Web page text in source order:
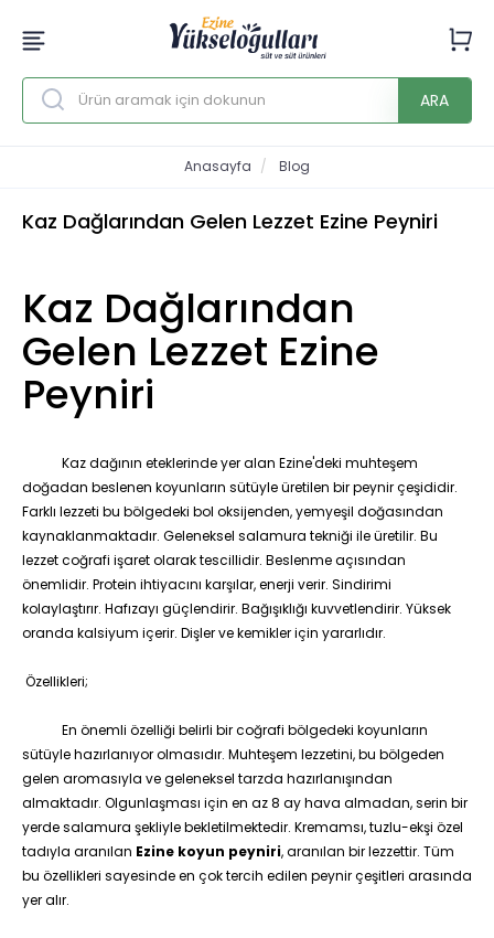
ARA
Anasayfa Blog
Kaz Dağlarından Gelen Lezzet Ezine Peyniri
Kaz Dağlarından
Gelen Lezzet Ezine
Peyniri
Kaz dağının eteklerinde yer alan Ezine'deki muhteşem
doğadan beslenen koyunların sütüyle üretilen bir peynir çeşididir.
Farklı lezzeti bu bölgedeki bol oksijenden, yemyeşil doğasından
kaynaklanmaktadır. Geleneksel salamura tekniği ile üretilir. Bu
lezzet coğrafi işaret olarak tescillidir. Beslenme açısından
önemlidir. Protein ihtiyacını karşılar, enerji verir. Sindirimi
kolaylaştırır. Hafızayı güçlendirir. Bağışıklığı kuvvetlendirir. Yüksek
oranda kalsiyum içerir. Dişler ve kemikler için yararlıdır.
Özellikleri;
En önemli özelliği belirli bir coğrafi bölgedeki koyunların
sütüyle hazırlanıyor olmasıdır. Muhteşem lezzetini, bu bölgeden
gelen aromasıyla ve geleneksel tarzda hazırlanışından
almaktadır. Olgunlaşması için en az 8 ay hava almadan, serin bir
yerde salamura şekliyle bekletilmektedir. Kremamsı, tuzlu-ekşi özel
tadıyla aranılan Ezine koyun peyniri, aranılan bir lezzettir. Tüm
bu özellikleri sayesinde en çok tercih edilen peynir çeşitleri arasında
yer alır.